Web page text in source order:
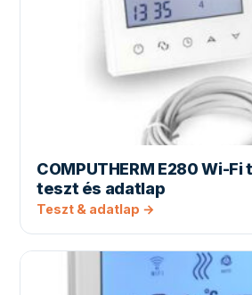
COMPUTHERM E280 Wi-
teszt és adatlap
Teszt & adatlap →